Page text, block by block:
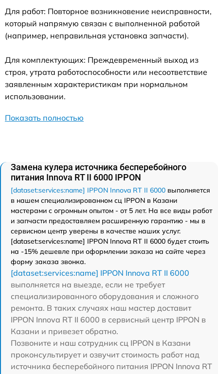
Для работ: Повторное возникновение неисправности,
который напрямую связан с выполненной работой
(например, неправильная установка запчасти).
Для комплектующих: Преждевременный выход из
строя, утрата работоспособности или несоответствие
заявленным характеристикам при нормальном
использовании.
Показать полностью
Замена кулера источника бесперебойного
питания Innova RT II 6000 IPPON
[dataset:services:name] IPPON Innova RT II 6000 выполняется
в нашем специализированном сц IPPON в Казани
мастерами с огромным опытом - от 5 лет. На все виды работ
и запчасти предоставляем расширенную гарантию - мы в
сервисном центр уверены в качестве наших услуг.
[dataset:services:name] IPPON Innova RT II 6000 будет стоить
на -15% дешевле при оформлении заказа на сайте через
форму заказа звонка.
[dataset:services:name] IPPON Innova RT II 6000
выполняется на выезде, если не требует
специализированного оборудования и сложного
ремонта. В таких случаях наш мастер доставит
IPPON Innova RT II 6000 в сервисный центр IPPON в
Казани и привезет обратно.
Позвоните и наш сотрудник сц IPPON в Казани
проконсультирует и озвучит стоимость работ над
источника бесперебойного питания IPPON Innova RT